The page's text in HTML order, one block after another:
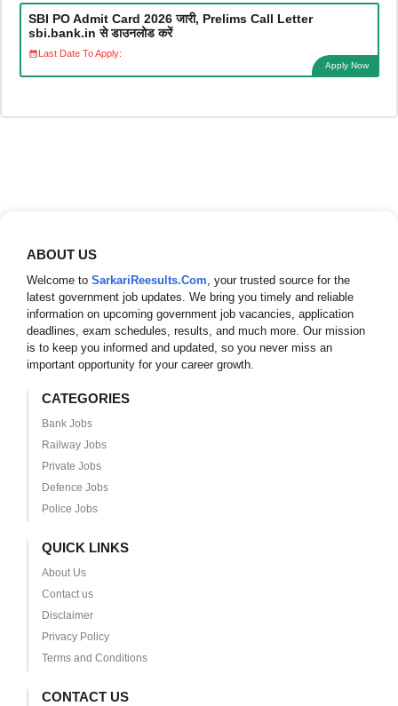
SBI PO Admit Card 2026 जारी, Prelims Call Letter
sbi.bank.in से डाउनलोड करें
Last Date To Apply:
Apply Now
ABOUT US
Welcome to SarkariReesults.Com, your trusted source for the
latest government job updates. We bring you timely and reliable
information on upcoming government job vacancies, application
deadlines, exam schedules, results, and much more. Our mission
is to keep you informed and updated, so you never miss an
important opportunity for your career growth.
CATEGORIES
Bank Jobs
Railway Jobs
Private Jobs
Defence Jobs
Police Jobs
QUICK LINKS
About Us
Contact us
Disclaimer
Privacy Policy
Terms and Conditions
CONTACT US